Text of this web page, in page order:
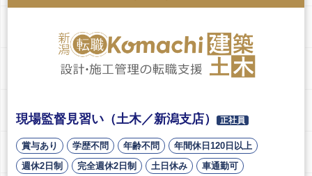
現場監督見習い（土木／新潟支店） 正社員
賞与あり 学歴不問 年齢不問
年間休日120日以上
週休2日制
完全週休2日制 土日休み 車通勤可